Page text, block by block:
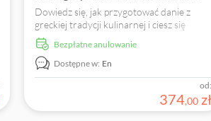
Dowiedz się, jak przygotować danie z
greckiej tradycji kulinarnej i ciesz się
świeżo przygotowanym posiłkiem.
Bezpłatne anulowanie
Dostępne w: En
od:
374,00 zł